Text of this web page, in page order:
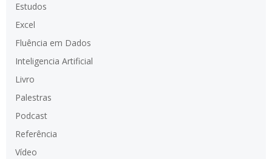
Estudos
Excel
Fluência em Dados
Inteligencia Artificial
Livro
Palestras
Podcast
Referência
Vídeo